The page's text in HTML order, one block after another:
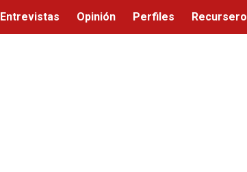
Entrevistas Opinión Perfiles Recursero